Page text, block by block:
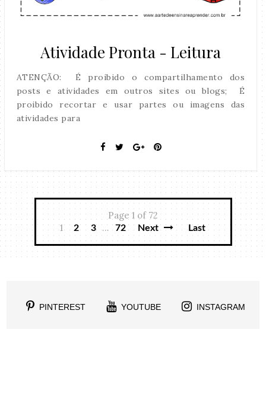
Atividade Pronta - Leitura
ATENÇÃO: É proibido o compartilhamento dos
posts e atividades em outros sites ou blogs; É
proibido recortar e usar partes ou imagens das
atividades para
Page 1 of 72
1
2 3 ... 72 Next Last
PINTEREST YOUTUBE INSTAGRAM